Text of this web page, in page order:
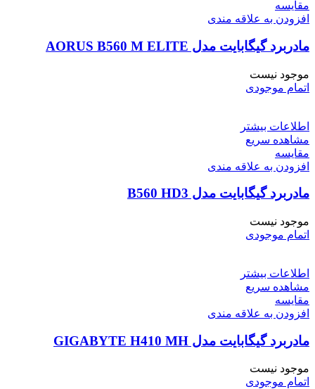
مقایسه
افزودن به علاقه مندی
مادربرد گیگابایت مدل AORUS B560 M ELITE
موجود نیست
اتمام موجودی
اطلاعات بیشتر
مشاهده سریع
مقایسه
افزودن به علاقه مندی
مادربرد گیگابایت مدل B560 HD3
موجود نیست
اتمام موجودی
اطلاعات بیشتر
مشاهده سریع
مقایسه
افزودن به علاقه مندی
مادربرد گیگابایت مدل GIGABYTE H410 MH
موجود نیست
اتمام موجودی